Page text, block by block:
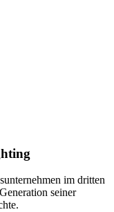
im dritten
seiner